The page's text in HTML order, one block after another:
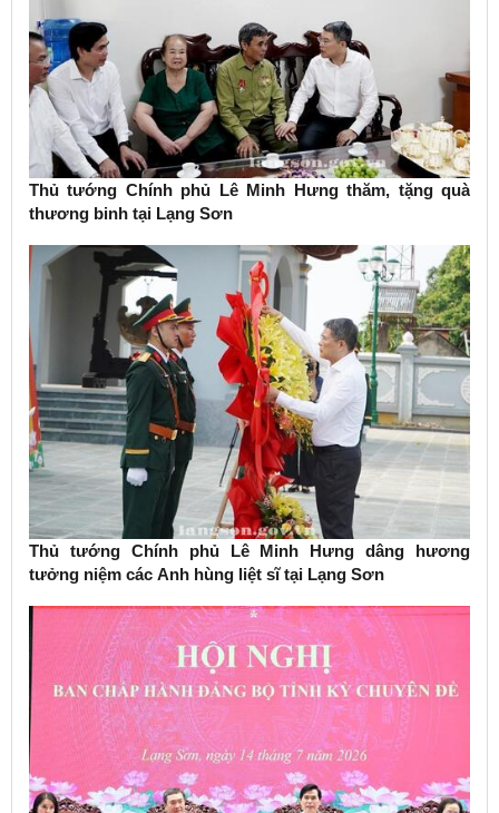
Thủ tướng Chính phủ Lê Minh Hưng thăm, tặng quà
thương binh tại Lạng Sơn
Thủ tướng Chính phủ Lê Minh Hưng dâng hương
tưởng niệm các Anh hùng liệt sĩ tại Lạng Sơn